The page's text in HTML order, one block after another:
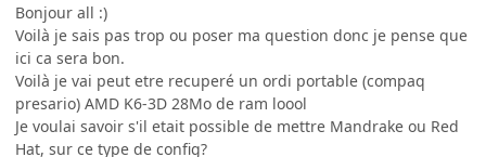
Bonjour all :)
Voilà je sais pas trop ou poser ma question donc je pense que
ici ca sera bon.
Voilà je vai peut etre recuperé un ordi portable (compaq
presario) AMD K6-3D 28Mo de ram loool
Je voulai savoir s'il etait possible de mettre Mandrake ou Red
Hat, sur ce type de config?